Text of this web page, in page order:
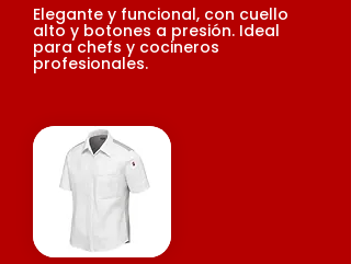
Elegante y funcional, con cuello
alto y botones a presión. Ideal
para chefs y cocineros
profesionales.